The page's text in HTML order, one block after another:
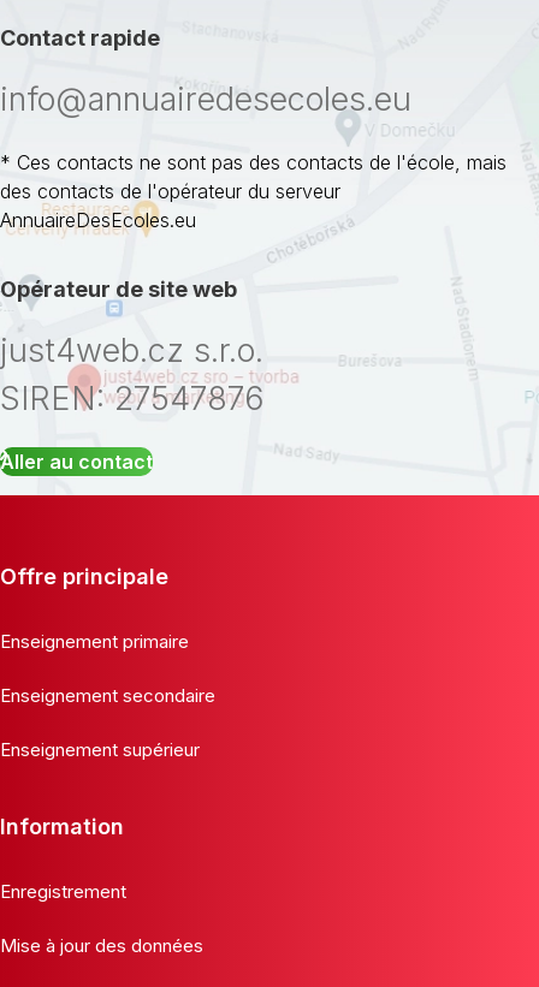
Contact rapide
info@annuairedesecoles.eu
* Ces contacts ne sont pas des contacts de l'école, mais
des contacts de l'opérateur du serveur
AnnuaireDesEcoles.eu
Opérateur de site web
just4web.cz s.r.o.
SIREN: 27547876
Aller au contact
Offre principale
Enseignement primaire
Enseignement secondaire
Enseignement supérieur
Information
Enregistrement
Mise à jour des données